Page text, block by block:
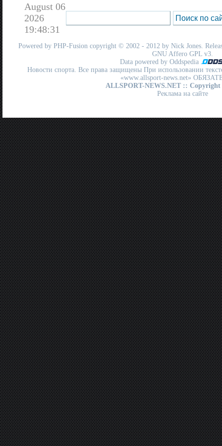
August 06
2026
19:48:31
Powered by PHP-Fusion copyright © 2002 - 2012 by Nick Jones.
GNU Affero GPL v3.
Data powered by Oddspedia
Новости спорта. Все права защищены При использовании
«www.allsport-news.net»
ALLSPORT-NEWS.NET :: Copyright
Реклама на сайте